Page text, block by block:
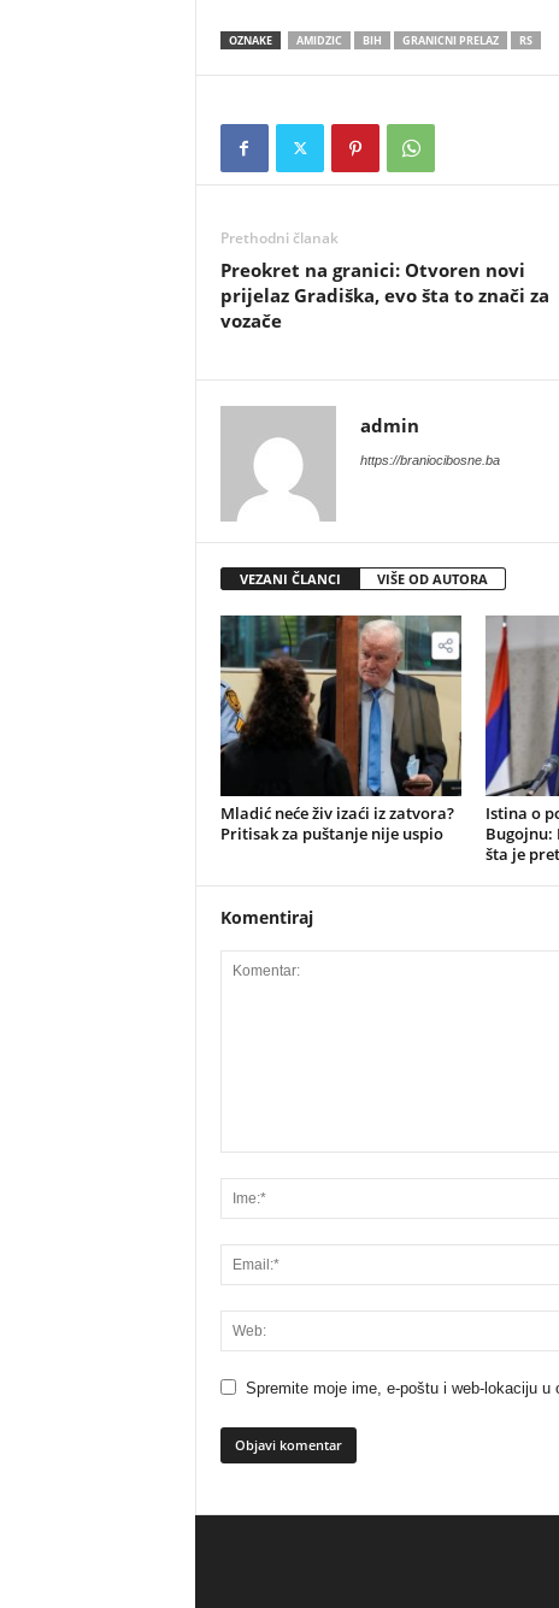
OZNAKE AMIDZIC BIH GRANICNI PRELAZ RS
Prethodni članak
​Preokret na granici: Otvoren novi
prijelaz Gradiška, evo šta to znači za
vozače
admin
https://braniocibosne.ba
VEZANI ČLANCI VIŠE OD AUTORA
​Mladić neće živ izaći iz zatvora?
Pritisak za puštanje nije uspio
Istina o
šta je
Komentiraj
Spremite moje ime, e-poštu i web-lokaciju